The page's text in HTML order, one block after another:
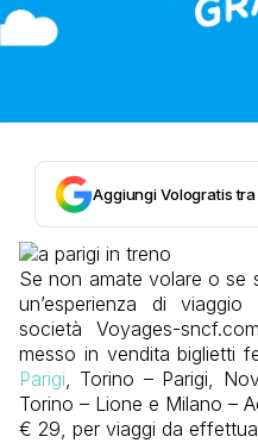
Aggiungi Vologratis
Se non amate volare o se
un’esperienza di
società Voyages-
messo in vendita biglietti
Parigi, Torino – Parigi,
Torino – Lione e Milano –
€ 29, per viaggi da